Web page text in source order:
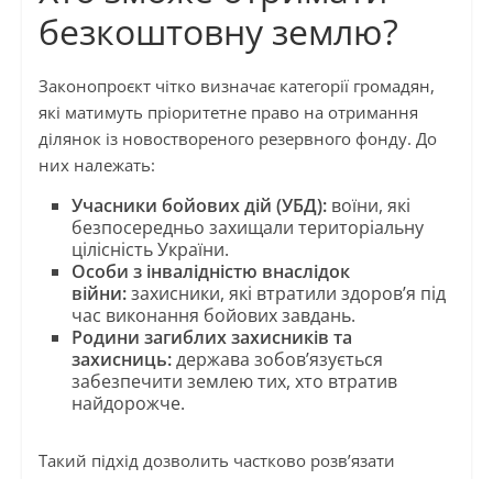
безкоштовну землю?
Законопроєкт чітко визначає категорії громадян,
які матимуть пріоритетне право на отримання
ділянок із новоствореного резервного фонду. До
них належать:
Учасники бойових дій (УБД):воїни, які
безпосередньо захищали територіальну
цілісність України.
Особи з інвалідністю внаслідок
війни:захисники, які втратили здоров’я під
час виконання бойових завдань.
Родини загиблих захисників та
захисниць:держава зобов’язується
забезпечити землею тих, хто втратив
найдорожче.
Такий підхід дозволить частково розв’язати